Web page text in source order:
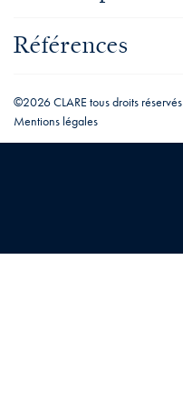
Références
©2026 CLARE tous droits réservés
Mentions légales